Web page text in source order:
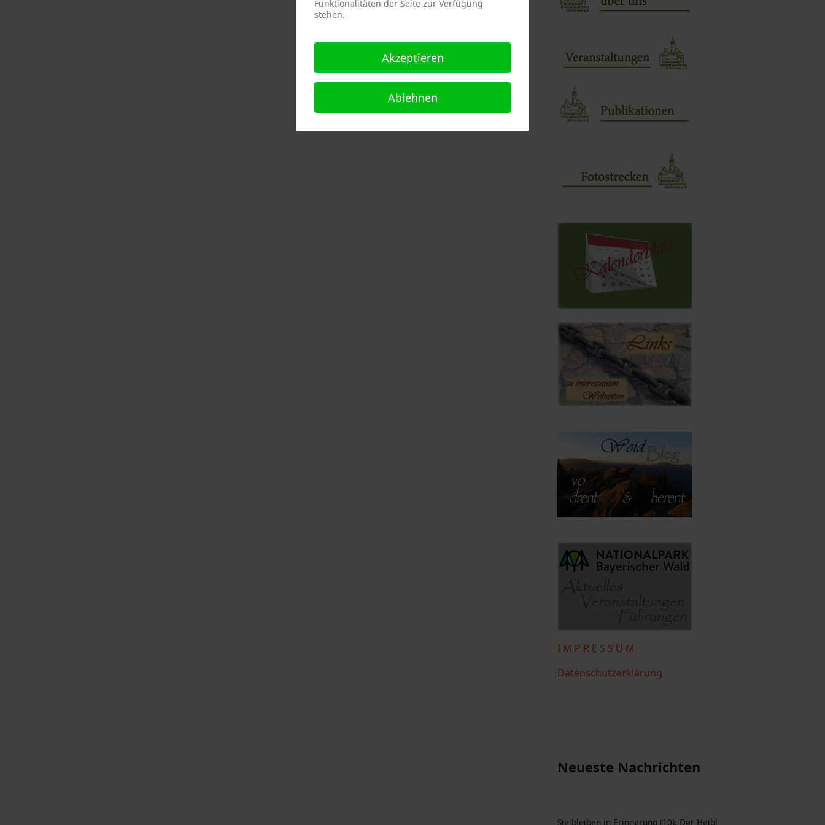
I M P R E S S U M
Datenschutzerklärung
Neueste Nachrichten
Sie bleiben in Erinnerung (10): Der Heibl
Funktionalitäten der Seite zur Verfügung
stehen.
Akzeptieren
Ablehnen